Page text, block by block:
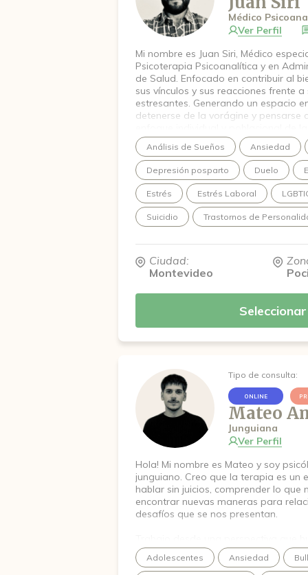
Médico
Ver Perfil
Mi nombre es Juan Siri, Médico
Psicoterapia Psicoanalítica y en
de Salud. Enfocado en contribuir al
sus vínculos y sus reacciones frente a
estresantes. Generando un espacio
detenerse de la vorágine y pensarse
la salud mental en particular.
Análisis de Sueños Ansiedad
Depresión posparto Duelo
Estrés Estrés Laboral
Suicidio Trastornos de
Ciudad:
Montevideo
Seleccionar
Tipo de consulta:
ONLINE
Mateo
Junguiana
Ver Perfil
Hola! Mi nombre es Mateo y soy
junguiano. Creo que la terapia es un
hablar sin juicios, comprender lo que
encontrar nuevas maneras para
desafíos que se nos presentan.
malestar, peo también comprender
favorecer el autoconocimiento y el
Adolescentes Ansiedad